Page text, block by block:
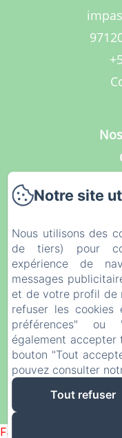
EN
Failed to load
Notre site
Nous utilisons des
de tiers) pour
expérience de
messages
et de votre profil de
refuser les cookies
préférences" ou
également accepter
bouton "Tout
pouvez consulter
Tout refuser